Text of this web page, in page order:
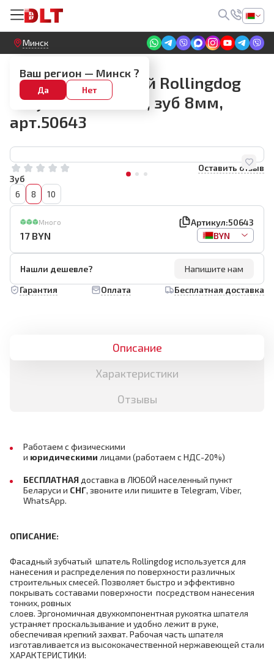
Круглосуточный! Прием заявок на сайте
Минск
Ваш регион — Минск ?
Да Нет
Зубчатые шпатели (гребенки)
Шпатель зубчатый Rollingdog
Greyhound 100мм, зуб 8мм,
арт.50643
Оставить отзыв
Зуб
6
8 10
Много Артикул:50643
17 BYN BYN
Нашли дешевле?
Напишите нам
Гарантия
Оплата Бесплатная доставка
Описание
Характеристики
Отзывы
Работаем с физическими
и юридическими лицами (работаем с НДС-20%)
БЕСПЛАТНАЯ доставка в ЛЮБОЙ населенный пункт
Беларуси и СНГ, звоните или пишите в Telegram, Viber,
WhatsApp.
ОПИСАНИЕ:
Фасадный зубчатый шпатель Rollingdog используется для
нанесения и распределения по поверхности различных
строительных смесей. Позволяет быстро и эффективно
покрывать составами поверхности посредством нанесения
тонких, ровных
слоев. Эргономичная двухкомпонентная рукоятка шпателя
устраняет проскальзывание и удобно лежит в руке,
обеспечивая крепкий захват. Рабочая часть шпателя
изготавливается из высококачественной нержавеющей стали
ХАРАКТЕРИСТИКИ: